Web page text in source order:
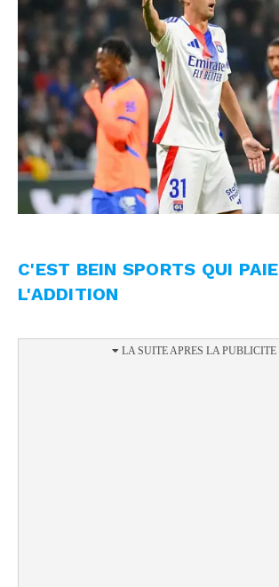
C'EST BEIN SPORTS QUI PAIE
L'ADDITION